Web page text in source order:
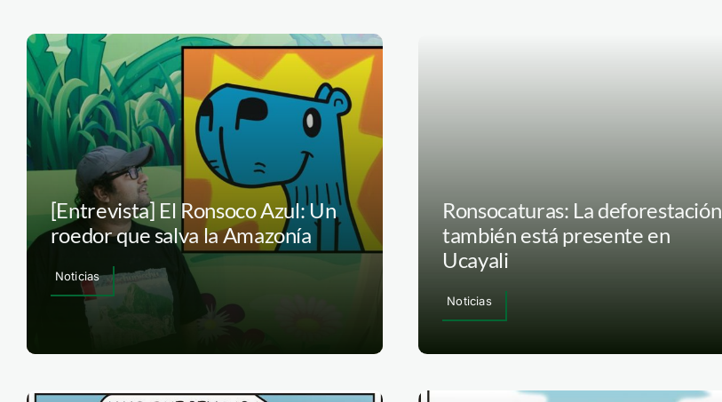
[Entrevista] El Ronsoco Azul: Un
roedor que salva la Amazonía
Noticias
Ronsocaturas: La deforestación
también está presente en
Ucayali
Noticias